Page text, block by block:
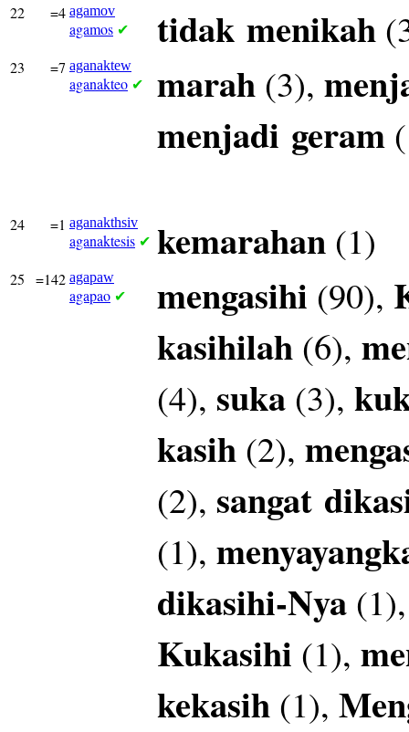
22 =4 agamov
agamos ✔ tidak menikah
23 =7 aganaktew
aganakteo ✔ marah (3),
menjadi geram
24 =1 aganakthsiv
aganaktesis ✔ kemarahan (1)
25 =142 agapaw
agapao ✔ mengasihi (90),
kasihilah (6),
(4), suka (3),
kasih (2),
(2), sangat
(1),
dikasihi-Nya
Kukasihi (1),
kekasih (1),